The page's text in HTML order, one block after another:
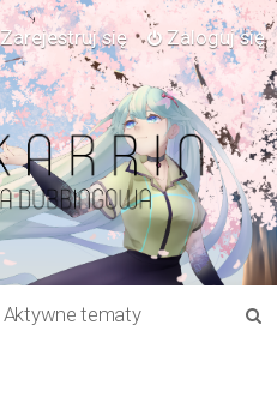
Zaloguj się
Zarejestruj się
Aktywne tematy